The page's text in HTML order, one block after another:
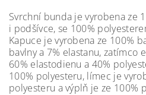
Svrchní bunda je vyrobena ze
i podšívce, se 100%
Kapuce je vyrobena ze 100%
bavlny a 7% elastanu, zatímco
60% elastodienu a 40%
100% polyesteru, límec je
polyesteru a výplň je ze 100%